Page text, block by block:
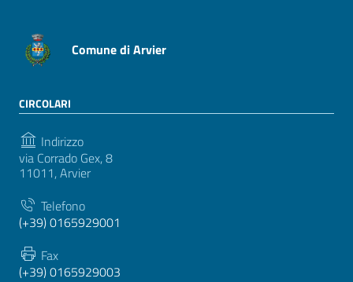
Comune di Arvier
CIRCOLARI
Indirizzo
via Corrado Gex, 8
11011, Arvier
Telefono
(+39) 0165929001
Fax
(+39) 0165929003